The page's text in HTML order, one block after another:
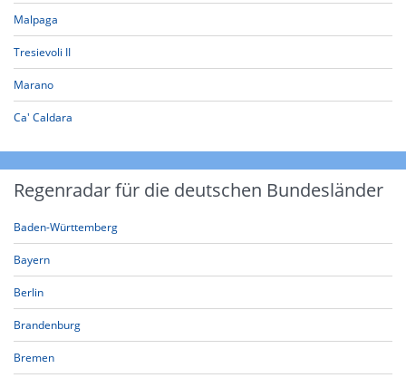
Malpaga
Tresievoli II
Marano
Ca' Caldara
Regenradar für die deutschen Bundesländer
Baden-Württemberg
Bayern
Berlin
Brandenburg
Bremen